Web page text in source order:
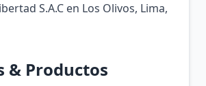
S.A.C en Los Olivos, Lima,
& Productos